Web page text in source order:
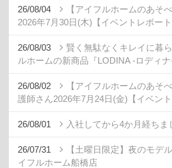
26/08/04
【アイフルホームのあそ
2026年7月30日(木)【イベントレポート
26/08/03
賢く無駄なくキレイに暮
ルホームの新商品『LODINA -ロディナ-
26/08/02
【アイフルホームのあそ
護師さん2026年7月24日(金)【イベント
26/08/01 入社してから4か月経ちま
26/07/31
【土曜日限定】夜のモデ
イフルホーム船橋店